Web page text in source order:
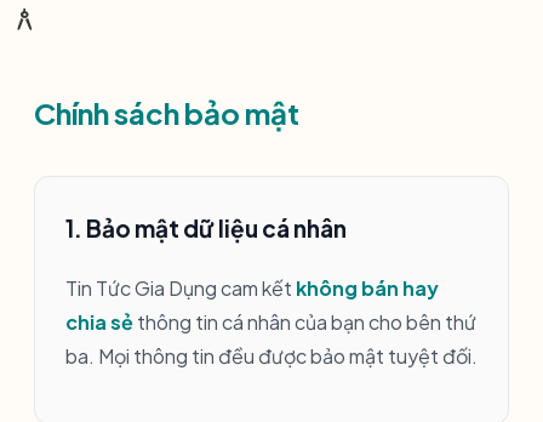
architecture
Chính sách bảo mật
1. Bảo mật dữ liệu cá nhân
Tin Tức Gia Dụng cam kết không bán hay
chia sẻthông tin cá nhân của bạn cho bên thứ
ba. Mọi thông tin đều được bảo mật tuyệt đối.